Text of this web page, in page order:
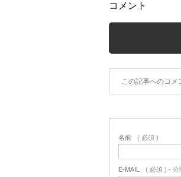
コメント
この記事へのコメ
名前 ( 必須 )
E-MAIL ( 必須 ) - 公